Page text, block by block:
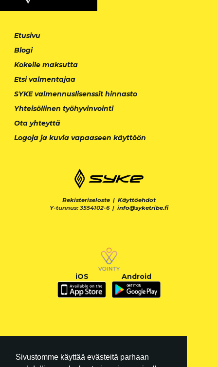
Sivustomme käyttää evästeitä parhaan
Etusivu
Blogi
Kokeile maksutta
Etsi valmentajaa
SYKE valmennuslisenssit hinnasto
Yhteisöllinen työhyvinvointi
Ota yhteyttä
Logoja ja kuvia vapaaseen käyttöön
Rekisteriseloste | Käyttöehdot
Y-tunnus: 3554102-6 | info@syketribe.fi
iOS Android